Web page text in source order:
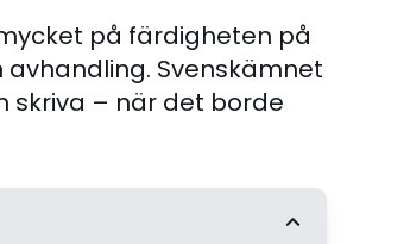
på färdigheten på
avhandling. Svenskämnet
skriva – när det borde